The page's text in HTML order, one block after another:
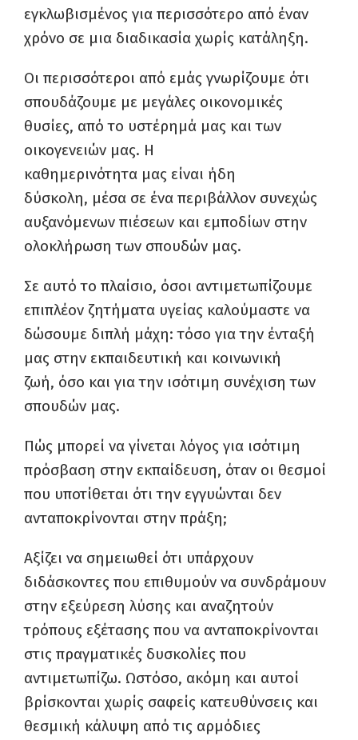
εγκλωβισμένος για περισσότερο από έναν
χρόνο σε μια διαδικασία χωρίς κατάληξη.
Οι περισσότεροι από εμάς γνωρίζουμε ότι
σπουδάζουμε με μεγάλες οικονομικές
θυσίες, από το υστέρημά μας και των
οικογενειών μας. Η
καθημερινότητα μας είναι ήδη
δύσκολη, μέσα σε ένα περιβάλλον συνεχώς
αυξανόμενων πιέσεων και εμποδίων στην
ολοκλήρωση των σπουδών μας.
Σε αυτό το πλαίσιο, όσοι αντιμετωπίζουμε
επιπλέον ζητήματα υγείας καλούμαστε να
δώσουμε διπλή μάχη: τόσο για την ένταξή
μας στην εκπαιδευτική και κοινωνική
ζωή, όσο και για την ισότιμη συνέχιση των
σπουδών μας.
Πώς μπορεί να γίνεται λόγος για ισότιμη
πρόσβαση στην εκπαίδευση, όταν οι θεσμοί
που υποτίθεται ότι την εγγυώνται δεν
ανταποκρίνονται στην πράξη;
Αξίζει να σημειωθεί ότι υπάρχουν
διδάσκοντες που επιθυμούν να συνδράμουν
στην εξεύρεση λύσης και αναζητούν
τρόπους εξέτασης που να ανταποκρίνονται
στις πραγματικές δυσκολίες που
αντιμετωπίζω. Ωστόσο, ακόμη και αυτοί
βρίσκονται χωρίς σαφείς κατευθύνσεις και
θεσμική κάλυψη από τις αρμόδιες